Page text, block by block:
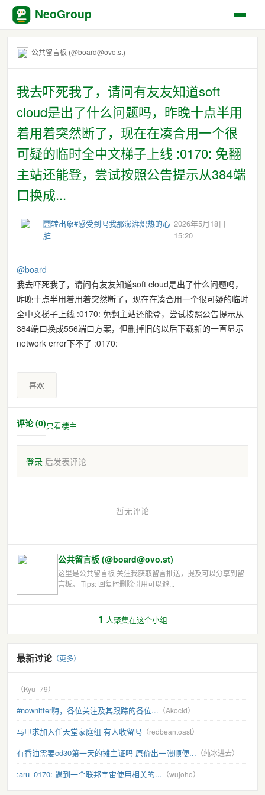
NeoGroup
公共留言板 (@board@ovo.st)
我去吓死我了，请问有友友知道soft
cloud是出了什么问题吗，昨晚十点半用
着用着突然断了，现在在凑合用一个很
可疑的临时全中文梯子上线 :0170: 免翻
主站还能登，尝试按照公告提示从384端
口换成...
🈲转出象#感受到吗我那澎湃炽热的心
脏
2026年5月18日
15:20
@board
我去吓死我了，请问有友友知道soft cloud是出了什么问题吗，
昨晚十点半用着用着突然断了，现在在凑合用一个很可疑的临时
全中文梯子上线 :0170: 免翻主站还能登，尝试按照公告提示从
384端口换成556端口方案，但删掉旧的以后下载新的一直显示
network error下不了 :0170:
喜欢
评论 (0)只看楼主
登录 后发表评论
暂无评论
公共留言板 (@board@ovo.st)
这里是公共留言板 关注我获取留言推送，提及可以分享到留
言板。 Tips: 回复时删除引用可以避...
1 人聚集在这个小组
最新讨论（更多）
（Kyu_79）
#nownitter嗨，各位关注及其跟踪的各位... （Akocid）
马甲求加入任天堂家庭组 有人收留吗 （redbeantoast）
有香油需要cd30第一天的摊主证吗 原价出一张顺便... （纯冰进去）
:aru_0170: 遇到一个联邦宇宙使用相关的... （wujoho）